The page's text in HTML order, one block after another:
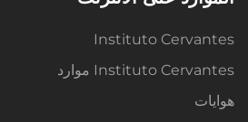
Instituto Cervantes
Instituto Cervantes موارد
هوايات